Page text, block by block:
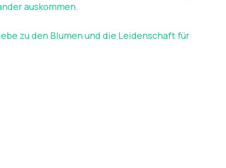
auskommen.
zu den Blumen und die Leidenschaft für